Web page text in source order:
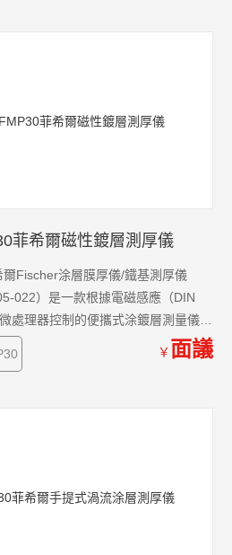
菲希爾磁性鍍層測厚儀
Fischer涂層膜厚儀/鐵基測厚儀
022）是一款根據電磁感應（DIN
處理器控制的便攜式涂鍍層測量儀。
鉻、銅、鋅、油漆、搪瓷或塑料在
￥ 面議